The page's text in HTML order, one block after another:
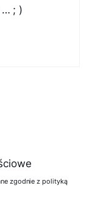
… ; )
zgodnie z polityką